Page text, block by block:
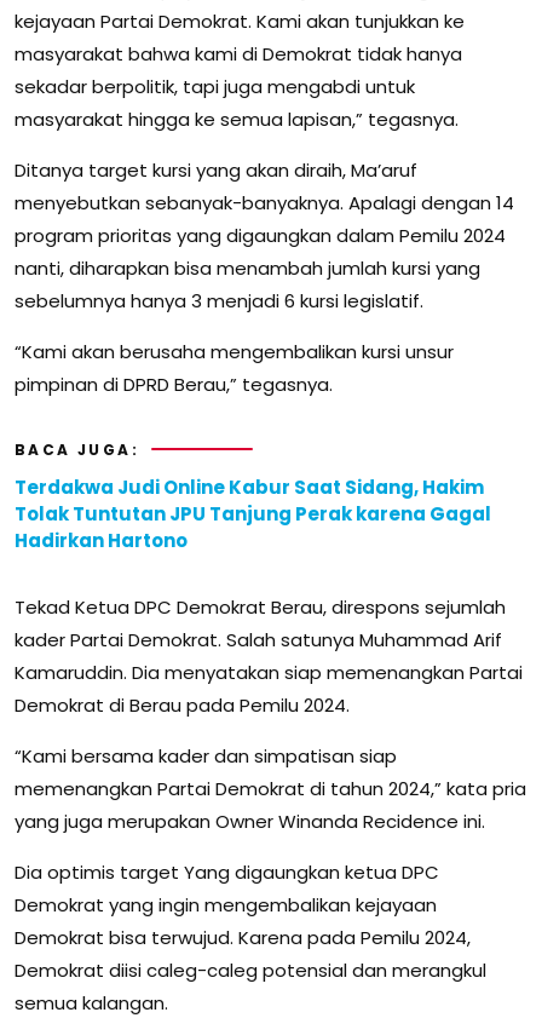
kejayaan Partai Demokrat. Kami akan tunjukkan ke
masyarakat bahwa kami di Demokrat tidak hanya
sekadar berpolitik, tapi juga mengabdi untuk
masyarakat hingga ke semua lapisan,” tegasnya.
Ditanya target kursi yang akan diraih, Ma’aruf
menyebutkan sebanyak-banyaknya. Apalagi dengan 14
program prioritas yang digaungkan dalam Pemilu 2024
nanti, diharapkan bisa menambah jumlah kursi yang
sebelumnya hanya 3 menjadi 6 kursi legislatif.
“Kami akan berusaha mengembalikan kursi unsur
pimpinan di DPRD Berau,” tegasnya.
BACA JUGA:
Terdakwa Judi Online Kabur Saat Sidang, Hakim
Tolak Tuntutan JPU Tanjung Perak karena Gagal
Hadirkan Hartono
Tekad Ketua DPC Demokrat Berau, direspons sejumlah
kader Partai Demokrat. Salah satunya Muhammad Arif
Kamaruddin. Dia menyatakan siap memenangkan Partai
Demokrat di Berau pada Pemilu 2024.
“Kami bersama kader dan simpatisan siap
memenangkan Partai Demokrat di tahun 2024,” kata pria
yang juga merupakan Owner Winanda Recidence ini.
Dia optimis target Yang digaungkan ketua DPC
Demokrat yang ingin mengembalikan kejayaan
Demokrat bisa terwujud. Karena pada Pemilu 2024,
Demokrat diisi caleg-caleg potensial dan merangkul
semua kalangan.